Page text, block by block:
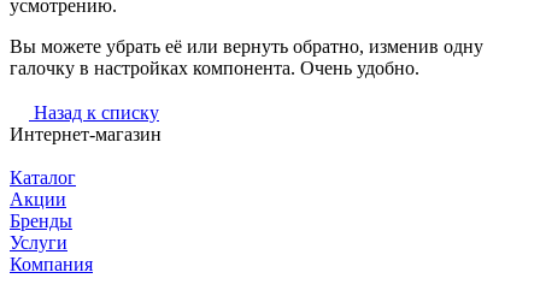
усмотрению.
Вы можете убрать её или вернуть обратно, изменив одну
галочку в настройках компонента. Очень удобно.
Назад к списку
Интернет-магазин
Каталог
Акции
Бренды
Услуги
Компания